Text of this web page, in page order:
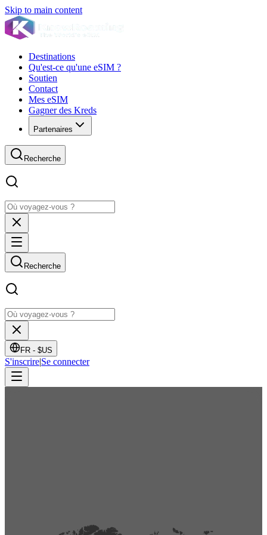
Skip to main content
Destinations
Qu'est-ce qu'une eSIM ?
Soutien
Contact
Mes eSIM
Gagner des Kreds
Partenaires
Recherche
Recherche
FR - $US
S'inscrire|Se connecter